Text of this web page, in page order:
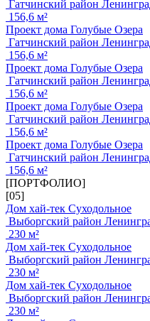
Гатчинский район
156,6 м²
Проект дома Голубые Озера
Гатчинский район
156,6 м²
Проект дома Голубые Озера
Гатчинский район
156,6 м²
Проект дома Голубые Озера
Гатчинский район
156,6 м²
Проект дома Голубые Озера
Гатчинский район
156,6 м²
[ПОРТФОЛИО]
[05]
Дом хай-тек Суходольное
Выборгский район
230 м²
Дом хай-тек Суходольное
Выборгский район
230 м²
Дом хай-тек Суходольное
Выборгский район
230 м²